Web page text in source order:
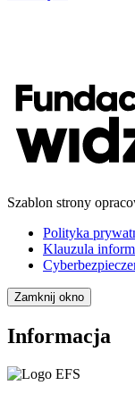
Szablon strony
Polityka
Klauzula
Zamknij okno
Informacja